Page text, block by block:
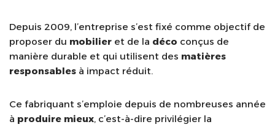
Depuis 2009, l’entreprise s’est fixé comme objectif de
proposer du mobilier et de la déco conçus de
manière durable et qui utilisent des matières
responsables à impact réduit.
Ce fabriquant s’emploie depuis de nombreuses année
à produire mieux, c’est-à-dire privilégier la